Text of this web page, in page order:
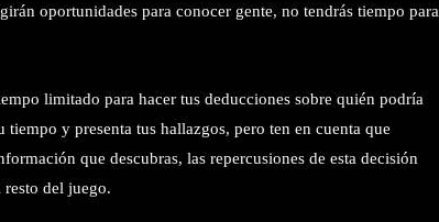
oportunidades para conocer gente, no tendrás tiempo para
limitado para hacer tus deducciones sobre quién podría
tiempo y presenta tus hallazgos, pero ten en cuenta que
que descubras, las repercusiones de esta decisión
del juego.